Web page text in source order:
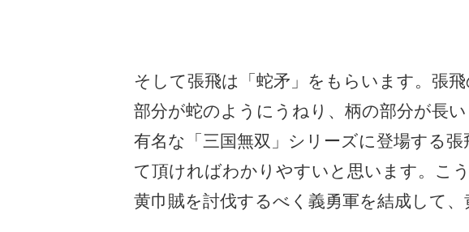
そして張飛は「蛇矛」をもらいます。張
部分が蛇のようにうねり、柄の部分が長
有名な「三国無双」シリーズに登場する
て頂ければわかりやすいと思います。こ
黄巾賊を討伐するべく義勇軍を結成して、